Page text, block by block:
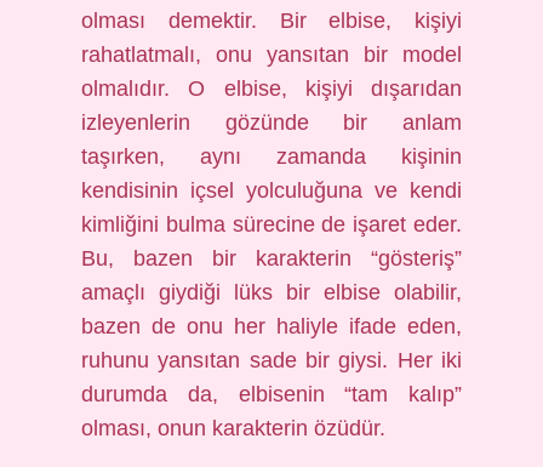
olması demektir. Bir elbise, kişiyi
rahatlatmalı, onu yansıtan bir model
olmalıdır. O elbise, kişiyi dışarıdan
izleyenlerin gözünde bir anlam
taşırken, aynı zamanda kişinin
kendisinin içsel yolculuğuna ve kendi
kimliğini bulma sürecine de işaret eder.
Bu, bazen bir karakterin “gösteriş”
amaçlı giydiği lüks bir elbise olabilir,
bazen de onu her haliyle ifade eden,
ruhunu yansıtan sade bir giysi. Her iki
durumda da, elbisenin “tam kalıp”
olması, onun karakterin özüdür.